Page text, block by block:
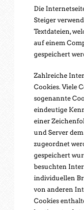
Die
Steiger
Textdateien,
auf einem
gespeichert
Zahlreiche
Cookies. Viele
sogenannte
eindeutige
einer
und Server
zugeordnet
gespeichert
besuchten
individuellen
von anderen
Cookies